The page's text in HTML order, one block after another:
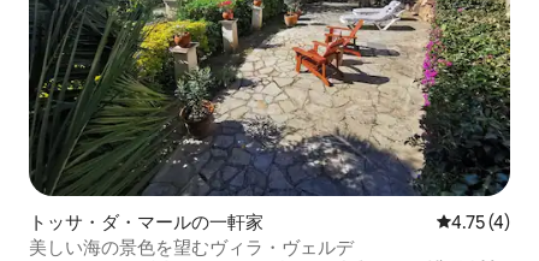
トッサ・ダ・マールの一軒家 レビュー4
4.75 (4)
美しい海の景色を望むヴィラ・ヴェルデ